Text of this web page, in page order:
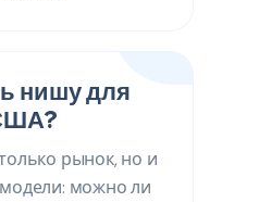
нишу для
рынок, но и
можно ли